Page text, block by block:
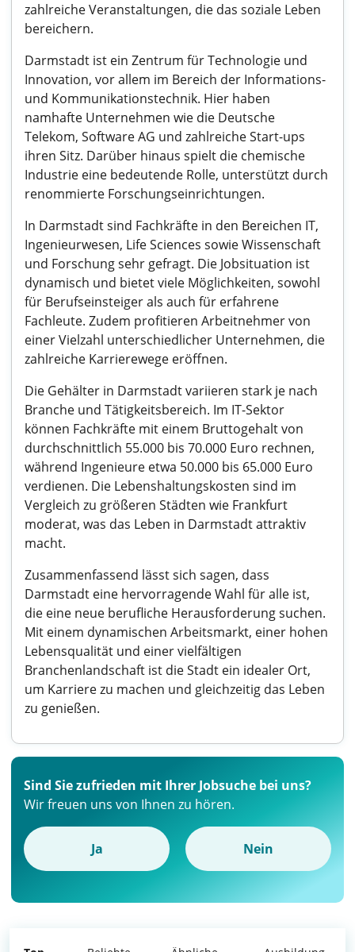
zahlreiche Veranstaltungen, die das soziale Leben
bereichern.
Darmstadt ist ein Zentrum für Technologie und
Innovation, vor allem im Bereich der Informations-
und Kommunikationstechnik. Hier haben
namhafte Unternehmen wie die Deutsche
Telekom, Software AG und zahlreiche Start-ups
ihren Sitz. Darüber hinaus spielt die chemische
Industrie eine bedeutende Rolle, unterstützt durch
renommierte Forschungseinrichtungen.
In Darmstadt sind Fachkräfte in den Bereichen IT,
Ingenieurwesen, Life Sciences sowie Wissenschaft
und Forschung sehr gefragt. Die Jobsituation ist
dynamisch und bietet viele Möglichkeiten, sowohl
für Berufseinsteiger als auch für erfahrene
Fachleute. Zudem profitieren Arbeitnehmer von
einer Vielzahl unterschiedlicher Unternehmen, die
zahlreiche Karrierewege eröffnen.
Die Gehälter in Darmstadt variieren stark je nach
Branche und Tätigkeitsbereich. Im IT-Sektor
können Fachkräfte mit einem Bruttogehalt von
durchschnittlich 55.000 bis 70.000 Euro rechnen,
während Ingenieure etwa 50.000 bis 65.000 Euro
verdienen. Die Lebenshaltungskosten sind im
Vergleich zu größeren Städten wie Frankfurt
moderat, was das Leben in Darmstadt attraktiv
macht.
Zusammenfassend lässt sich sagen, dass
Darmstadt eine hervorragende Wahl für alle ist,
die eine neue berufliche Herausforderung suchen.
Mit einem dynamischen Arbeitsmarkt, einer hohen
Lebensqualität und einer vielfältigen
Branchenlandschaft ist die Stadt ein idealer Ort,
um Karriere zu machen und gleichzeitig das Leben
zu genießen.
Sind Sie zufrieden mit Ihrer Jobsuche bei uns?
Wir freuen uns von Ihnen zu hören.
Ja Nein